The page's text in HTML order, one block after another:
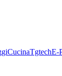
CucinaTgtechE-